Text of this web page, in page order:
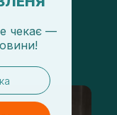
чекає —